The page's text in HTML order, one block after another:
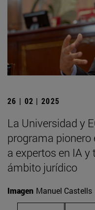
26 | 02 | 2025
La Universidad y
programa
a expertos en IA
ámbito jurídico
Imagen Manuel Castells